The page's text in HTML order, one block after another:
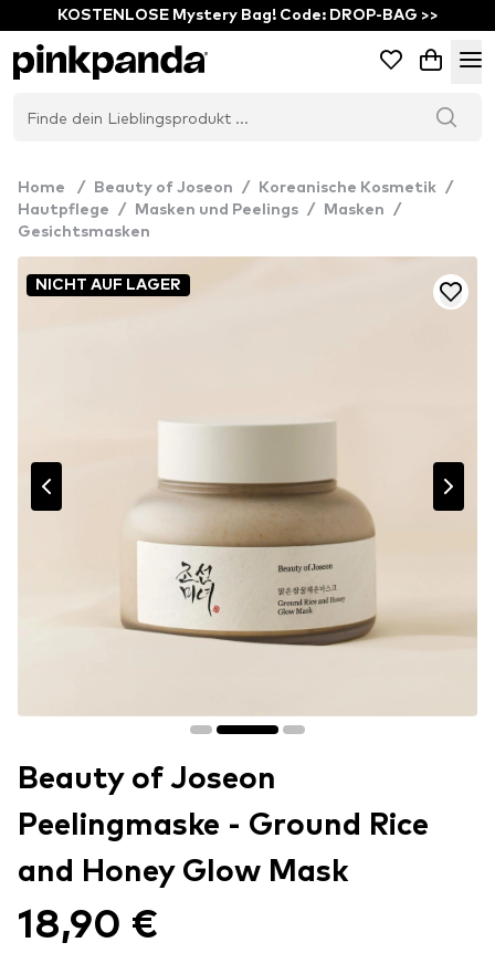
KOSTENLOSE Mystery Bag! Code: DROP-BAG >>
Home / Beauty of Joseon / Koreanische Kosmetik /
Hautpflege
/ Masken und Peelings / Masken
/
Gesichtsmasken
NICHT AUF LAGER
Beauty of Joseon
Peelingmaske - Ground Rice
and Honey Glow Mask
18,90 €